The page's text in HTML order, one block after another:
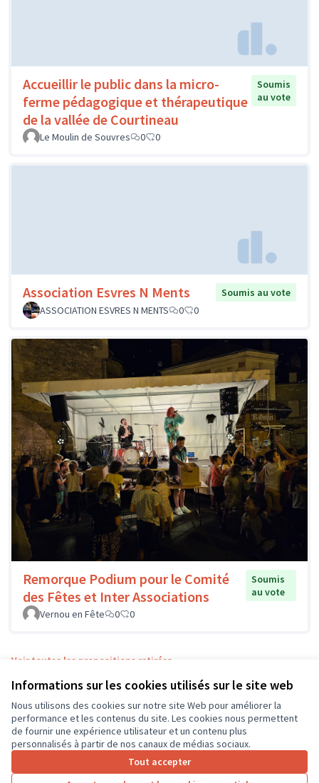
Informations sur les cookies utilisés sur le site web
Nous utilisons des cookies sur notre site Web pour améliorer la
performance et les contenus du site. Les cookies nous permettent
de fournir une expérience utilisateur et un contenu plus
personnalisés à partir de nos canaux de médias sociaux.
Tout accepter
Accueillir le public dans la micro-
ferme pédagogique et thérapeutique
de la vallée de Courtineau
Soumis
au vote
Le Moulin de Souvres 0 0
Association Esvres N Ments
Soumis au vote
ASSOCIATION ESVRES N MENTS
0 0
Remorque Podium pour le Comité
des Fêtes et Inter Associations
Soumis
au vote
Vernou en Fête
0 0
Voir toutes les propositions retirées
Conditions d'utilisation
Paramètres des cookies
CD37 sur X
(Lien externe)
CD37 sur Facebook
CD37 sur Instagram
CD37 sur YouTube
(Lien externe)